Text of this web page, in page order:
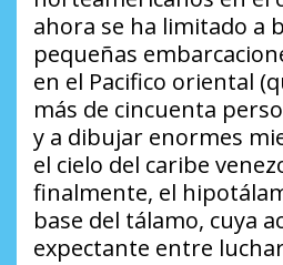
ahora se ha limitado a
pequeñas
en el Pacifico oriental
más de cincuenta
y a dibujar enormes
el cielo del caribe
finalmente, el
base del tálamo, cuya
expectante entre